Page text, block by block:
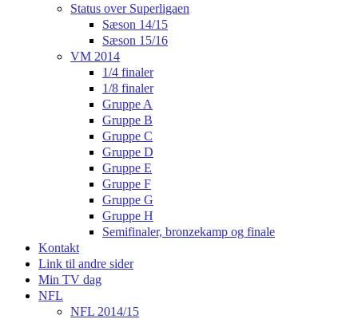
Status over Superligaen
Sæson 14/15
Sæson 15/16
VM 2014
1/4 finaler
1/8 finaler
Gruppe A
Gruppe B
Gruppe C
Gruppe D
Gruppe E
Gruppe F
Gruppe G
Gruppe H
Semifinaler, bronzekamp og finale
Kontakt
Link til andre sider
Min TV dag
NFL
NFL 2014/15